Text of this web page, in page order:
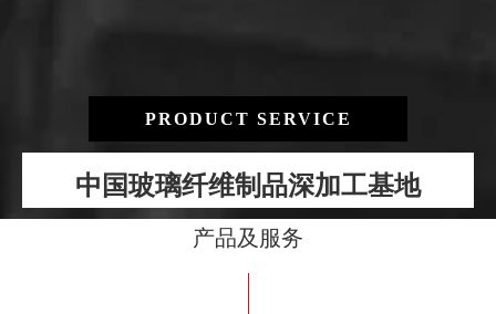
PRODUCT SERVICE
中国玻璃纤维制品深加工基地
产品及服务